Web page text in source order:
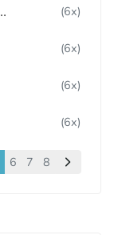
(6x)
(6x)
(6x)
(6x)
6 7 8